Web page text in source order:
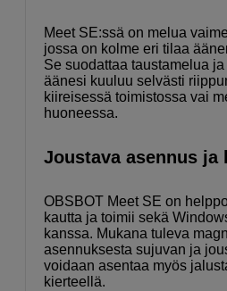
Meet SE:ssä on melua
jossa on kolme eri tilaa
Se suodattaa taustamelua
äänesi kuuluu selvästi
kiireisessä toimistossa vai
huoneessa.
Joustava asennus ja
OBSBOT Meet SE on
kautta ja toimii sekä
kanssa. Mukana tuleva
asennuksesta sujuvan ja
voidaan asentaa myös
kierteellä.